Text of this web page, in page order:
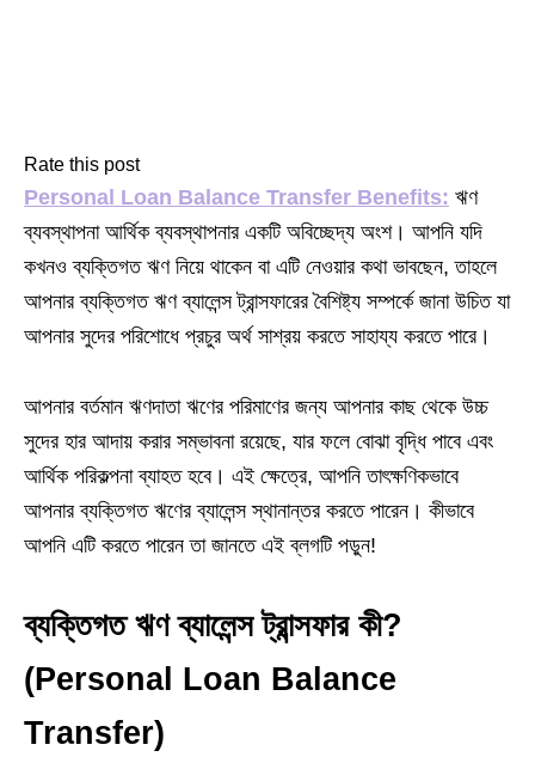
Rate this post
Personal Loan Balance Transfer Benefits: ঋণ
ব্যবস্থাপনা আর্থিক ব্যবস্থাপনার একটি অবিচ্ছেদ্য অংশ। আপনি যদি
কখনও ব্যক্তিগত ঋণ নিয়ে থাকেন বা এটি নেওয়ার কথা ভাবছেন, তাহলে
আপনার ব্যক্তিগত ঋণ ব্যালেন্স ট্রান্সফারের বৈশিষ্ট্য সম্পর্কে জানা উচিত যা
আপনার সুদের পরিশোধে প্রচুর অর্থ সাশ্রয় করতে সাহায্য করতে পারে।
আপনার বর্তমান ঋণদাতা ঋণের পরিমাণের জন্য আপনার কাছ থেকে উচ্চ
সুদের হার আদায় করার সম্ভাবনা রয়েছে, যার ফলে বোঝা বৃদ্ধি পাবে এবং
আর্থিক পরিকল্পনা ব্যাহত হবে। এই ক্ষেত্রে, আপনি তাৎক্ষণিকভাবে
আপনার ব্যক্তিগত ঋণের ব্যালেন্স স্থানান্তর করতে পারেন। কীভাবে
আপনি এটি করতে পারেন তা জানতে এই ব্লগটি পড়ুন!
ব্যক্তিগত ঋণ ব্যালেন্স ট্রান্সফার কী?
(Personal Loan Balance
Transfer)